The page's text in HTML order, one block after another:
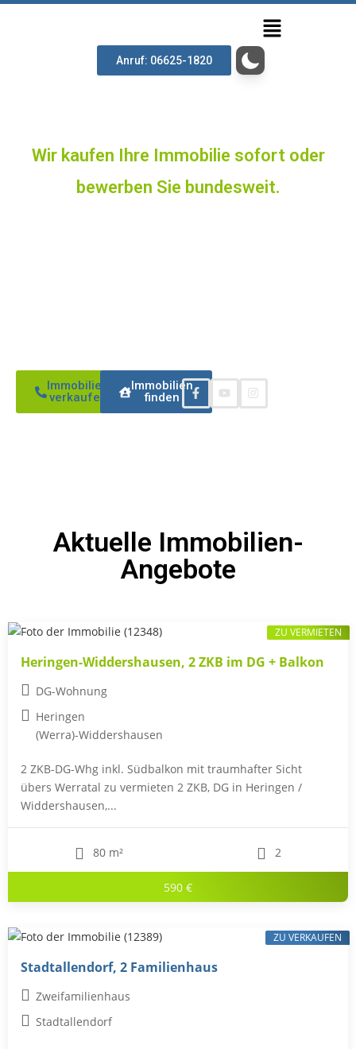
Anruf: 06625-1820
Wir kaufen Ihre Immobilie sofort oder
bewerben Sie bundesweit.
Immobilien
verkaufen
Immobilien
finden
Aktuelle Immobilien-
Angebote
Heringen-Widdershausen, 2 ZKB im DG + Balkon
DG-Wohnung
Heringen
(Werra)-Widdershausen
2 ZKB-DG-Whg inkl. Südbalkon mit traumhafter Sicht
übers Werratal zu vermieten 2 ZKB, DG in Heringen /
Widdershausen,...
80 m² 2
590 €
ZU VERMIETEN
Stadtallendorf, 2 Familienhaus
Zweifamilienhaus
Stadtallendorf
ZU VERKAUFEN